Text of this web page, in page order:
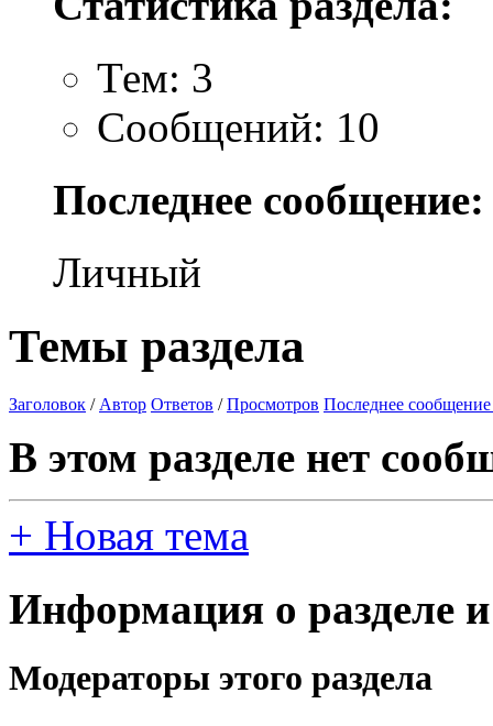
Тем: 3
Сообщений: 10
Последнее сообщение:
Личный
Темы раздела
Заголовок / Автор Ответов /Просмотров Последнее сообщение
В этом разделе нет
+ Новая тема
Информация о разделе
Модераторы этого раздела